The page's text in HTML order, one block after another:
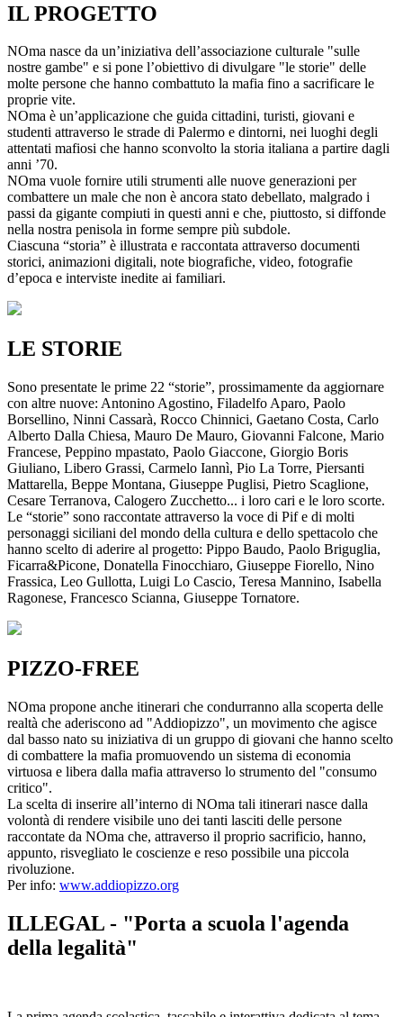
IL PROGETTO
NOma nasce da un’iniziativa dell’associazione culturale "sulle
nostre gambe" e si pone l’obiettivo di divulgare "le storie" delle
molte persone che hanno combattuto la mafia fino a sacrificare le
proprie vite.
NOma è un’applicazione che guida cittadini, turisti, giovani e
studenti attraverso le strade di Palermo e dintorni, nei luoghi degli
attentati mafiosi che hanno sconvolto la storia italiana a partire dagli
anni ’70.
NOma vuole fornire utili strumenti alle nuove generazioni per
combattere un male che non è ancora stato debellato, malgrado i
passi da gigante compiuti in questi anni e che, piuttosto, si diffonde
nella nostra penisola in forme sempre più subdole.
Ciascuna “storia” è illustrata e raccontata attraverso documenti
storici, animazioni digitali, note biografiche, video, fotografie
d’epoca e interviste inedite ai familiari.
LE STORIE
Sono presentate le prime 22 “storie”, prossimamente da aggiornare
con altre nuove: Antonino Agostino, Filadelfo Aparo, Paolo
Borsellino, Ninni Cassarà, Rocco Chinnici, Gaetano Costa, Carlo
Alberto Dalla Chiesa, Mauro De Mauro, Giovanni Falcone, Mario
Francese, Peppino mpastato, Paolo Giaccone, Giorgio Boris
Giuliano, Libero Grassi, Carmelo Iannì, Pio La Torre, Piersanti
Mattarella, Beppe Montana, Giuseppe Puglisi, Pietro Scaglione,
Cesare Terranova, Calogero Zucchetto... i loro cari e le loro scorte.
Le “storie” sono raccontate attraverso la voce di Pif e di molti
personaggi siciliani del mondo della cultura e dello spettacolo che
hanno scelto di aderire al progetto: Pippo Baudo, Paolo Briguglia,
Ficarra&Picone, Donatella Finocchiaro, Giuseppe Fiorello, Nino
Frassica, Leo Gullotta, Luigi Lo Cascio, Teresa Mannino, Isabella
Ragonese, Francesco Scianna, Giuseppe Tornatore.
PIZZO-FREE
NOma propone anche itinerari che condurranno alla scoperta delle
realtà che aderiscono ad "Addiopizzo", un movimento che agisce
dal basso nato su iniziativa di un gruppo di giovani che hanno scelto
di combattere la mafia promuovendo un sistema di economia
virtuosa e libera dalla mafia attraverso lo strumento del "consumo
critico".
La scelta di inserire all’interno di NOma tali itinerari nasce dalla
volontà di rendere visibile uno dei tanti lasciti delle persone
raccontate da NOma che, attraverso il proprio sacrificio, hanno,
appunto, risvegliato le coscienze e reso possibile una piccola
rivoluzione.
Per info: www.addiopizzo.org
ILLEGAL - "Porta a scuola l'agenda
della legalità"